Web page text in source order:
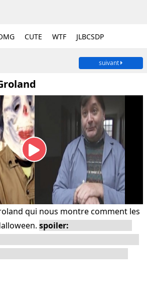
CUTE WTF JLBCSDP
suivant
qui nous montre comment les